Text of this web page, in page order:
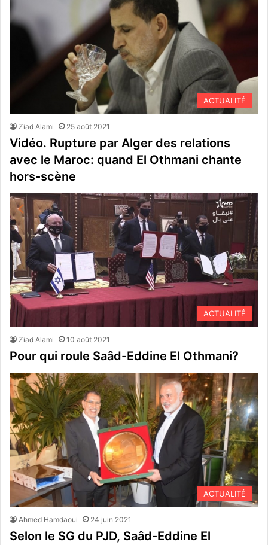
ACTUALITÉ
Ziad Alami 25 août 2021
Vidéo. Rupture par Alger des relations
avec le Maroc: quand El Othmani chante
hors-scène
ACTUALITÉ
Ziad Alami 10 août 2021
Pour qui roule Saâd-Eddine El Othmani?
ACTUALITÉ
Ahmed Hamdaoui 24 juin 2021
Selon le SG du PJD, Saâd-Eddine El